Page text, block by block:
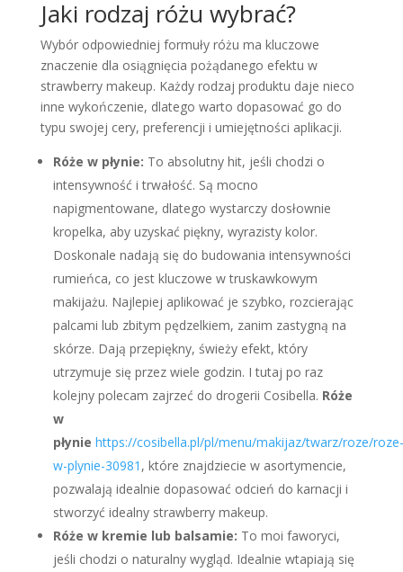
Jaki rodzaj różu wybrać?
Wybór odpowiedniej formuły różu ma kluczowe
znaczenie dla osiągnięcia pożądanego efektu w
strawberry makeup. Każdy rodzaj produktu daje nieco
inne wykończenie, dlatego warto dopasować go do
typu swojej cery, preferencji i umiejętności aplikacji.
Róże w płynie: To absolutny hit, jeśli chodzi o
intensywność i trwałość. Są mocno
napigmentowane, dlatego wystarczy dosłownie
kropelka, aby uzyskać piękny, wyrazisty kolor.
Doskonale nadają się do budowania intensywności
rumieńca, co jest kluczowe w truskawkowym
makijażu. Najlepiej aplikować je szybko, rozcierając
palcami lub zbitym pędzelkiem, zanim zastygną na
skórze. Dają przepiękny, świeży efekt, który
utrzymuje się przez wiele godzin. I tutaj po raz
kolejny polecam zajrzeć do drogerii Cosibella. Róże
w
płynie https://cosibella.pl/pl/menu/makijaz/twarz/roze/roze-
w-plynie-30981 , które znajdziecie w asortymencie,
pozwalają idealnie dopasować odcień do karnacji i
stworzyć idealny strawberry makeup.
Róże w kremie lub balsamie: To moi faworyci,
jeśli chodzi o naturalny wygląd. Idealnie wtapiają się